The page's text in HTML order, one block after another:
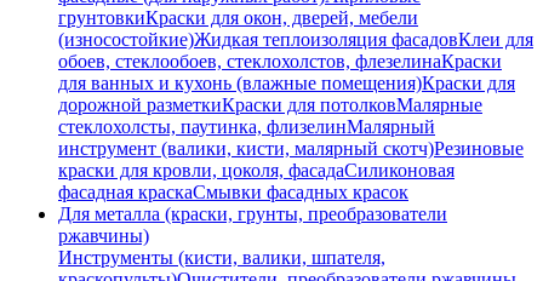
грунтовкиКраски для окон, дверей, мебели
(износостойкие)Жидкая теплоизоляция фасадовКлеи для
обоев, стеклообоев, стеклохолстов, флезелинаКраски
для ванных и кухонь (влажные помещения)Краски для
дорожной разметкиКраски для потолковМалярные
стеклохолсты, паутинка, флизелинМалярный
инструмент (валики, кисти, малярный скотч)Резиновые
краски для кровли, цоколя, фасадаСиликоновая
фасадная краскаСмывки фасадных красок
Для металла (краски, грунты, преобразователи
ржавчины)
Инструменты (кисти, валики, шпателя,